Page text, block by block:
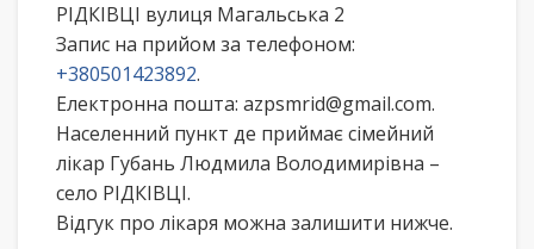
РІДКІВЦІ вулиця Магальська 2
Запис на прийом за телефоном:
+380501423892.
Електронна пошта: azpsmrid@gmail.com.
Населенний пункт де приймає сімейний
лікар Губань Людмила Володимирівна –
село РІДКІВЦІ.
Відгук про лікаря можна залишити нижче.